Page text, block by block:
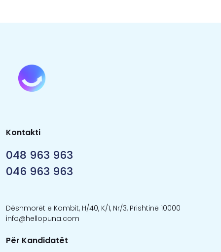
Kontakti
048 963 963
046 963 963
Dëshmorët e Kombit, H/40, K/1, Nr/3, Prishtinë 10000
info@hellopuna.com
Për Kandidatët